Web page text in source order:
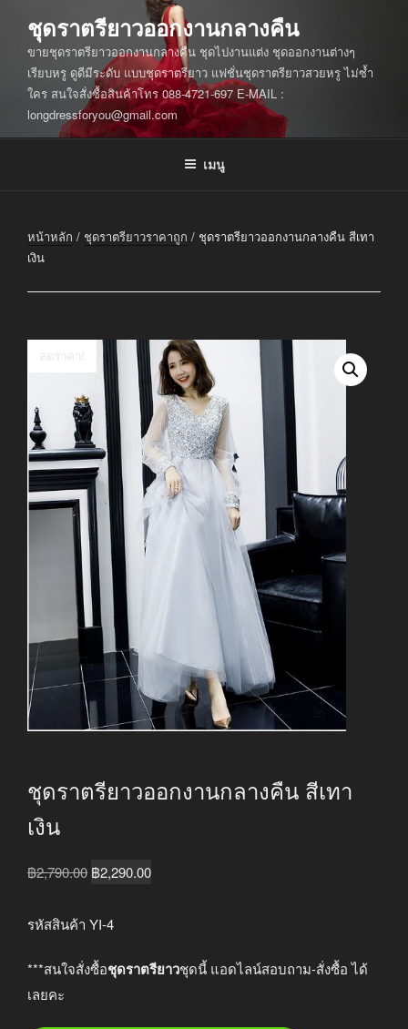
บทความ
ชุดราตรียาวออกงานกลางคืน
ขายชุดราตรียาวออกงานกลางคืน ชุดไปงานแต่ง ชุดออกงานต่างๆ
เรียบหรู ดูดีมีระดับ แบบชุดราตรียาว แฟชั่นชุดราตรียาวสวยหรู ไม่ซ้ำ
ใคร สนใจสั่งซื้อสินค้าโทร 088-4721-697 E-MAIL :
longdressforyou@gmail.com
เมนู
หน้าหลัก / ชุดราตรียาวราคาถูก / ชุดราตรียาวออกงานกลางคืน สีเทา
เงิน
ชุดราตรียาวออกงานกลางคืน สีเทา
เงิน
฿2,790.00 Original
was:
฿2,290.00Current
รหัสสินค้า YI-4
***สนใจสั่งซื้อชุดราตรียาวชุดนี้ แอดไลน์สอบถาม-สั่งซื้อ ได้
เลยคะ